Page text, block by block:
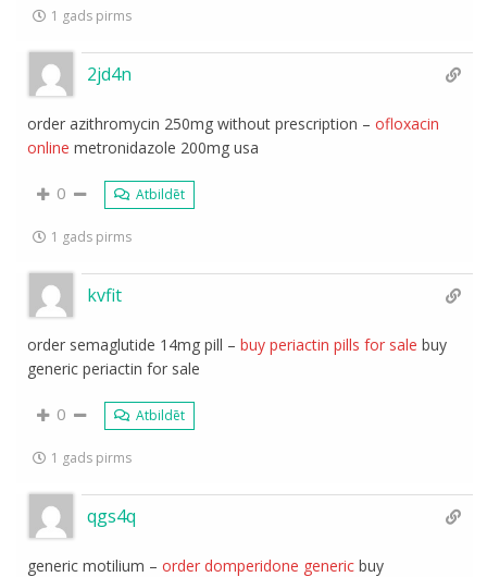
1 gads pirms
2jd4n
order azithromycin 250mg without prescription –ofloxacin
online metronidazole 200mg usa
0 Atbildēt
1 gads pirms
kvfit
order semaglutide 14mg pill –buy periactin pills for sale buy
generic periactin for sale
0 Atbildēt
1 gads pirms
qgs4q
generic motilium –order domperidone generic buy